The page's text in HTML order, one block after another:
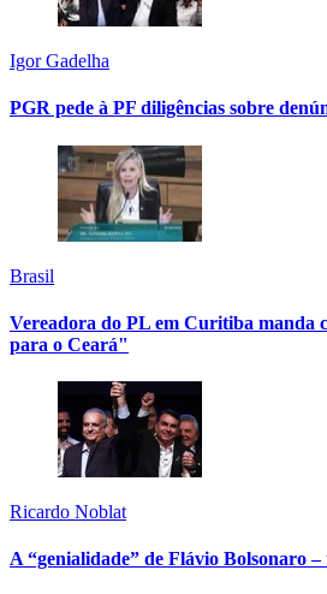
Igor Gadelha
PGR pede à PF diligências sobre
Brasil
Vereadora do PL em Curitiba manda
para o Ceará"
Ricardo Noblat
A “genialidade” de Flávio Bolsonaro